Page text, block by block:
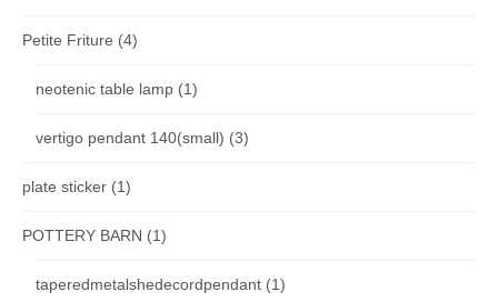
Petite Friture (4)
neotenic table lamp (1)
vertigo pendant 140(small) (3)
plate sticker (1)
POTTERY BARN (1)
taperedmetalshedecordpendant (1)